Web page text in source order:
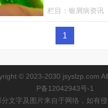
栏目：银屑病资讯
1
© 2023-2030 jsyslzp.com
P备12042943号-1
文字及图片来自于网络，如有